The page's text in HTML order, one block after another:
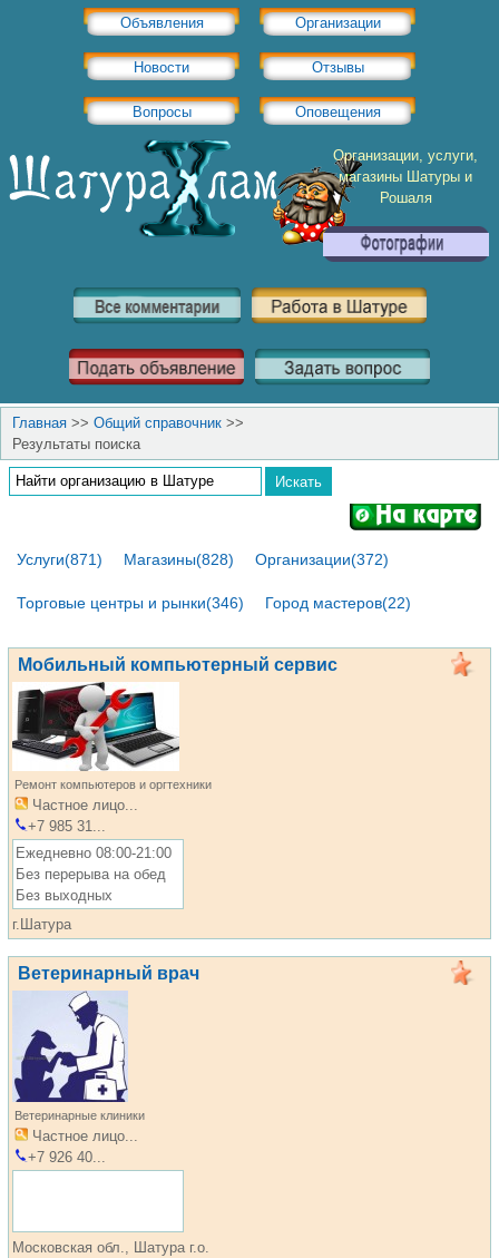
Объявления Организации
Новости Отзывы
Вопросы Оповещения
Организации, услуги,
магазины Шатуры и
Рошаля
Главная >> Общий справочник >>
Результаты поиска
Услуги(871) Магазины(828) Организации(372)
Торговые центры и рынки(346) Город мастеров(22)
Мобильный компьютерный сервис
Ремонт компьютеров и оргтехники
Частное лицо...
+7 985 31...
Ежедневно 08:00-21:00
Без перерыва на обед
Без выходных
г.Шатура
Ветеринарный врач
Ветеринарные клиники
Частное лицо...
+7 926 40...
Московская обл., Шатура г.о.